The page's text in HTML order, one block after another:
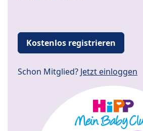
Kostenlos registrieren
Schon Mitglied? Jetzt einloggen